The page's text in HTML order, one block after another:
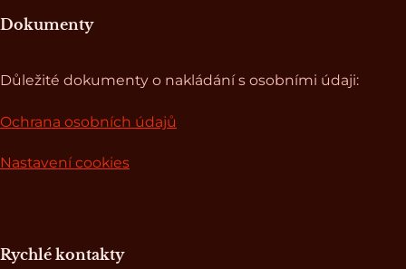
Dokumenty
Důležité dokumenty o nakládání s osobními údaji:
Ochrana osobních údajů
Nastavení cookies
Rychlé kontakty